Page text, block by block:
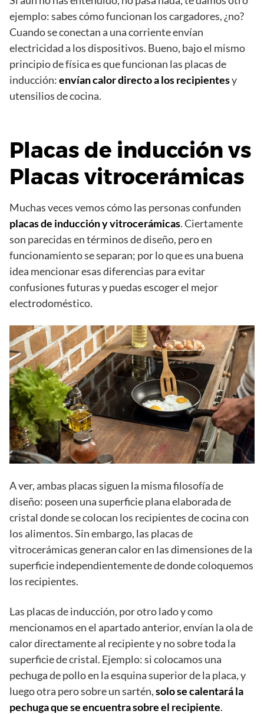
ejemplo: sabes cómo funcionan los cargadores, ¿no?
Cuando se conectan a una corriente envían
electricidad a los dispositivos. Bueno, bajo el mismo
principio de física es que funcionan las placas de
inducción:envían calor directo a los recipientesy
utensilios de cocina.
Placas de inducción vs
Placas vitrocerámicas
Muchas veces vemos cómo las personas confunden
placas de inducción y vitrocerámicas. Ciertamente
son parecidas en términos de diseño, pero en
funcionamiento se separan; por lo que es una buena
idea mencionar esas diferencias para evitar
confusiones futuras y puedas escoger el mejor
electrodoméstico.
A ver, ambas placas siguen la misma filosofía de
diseño: poseen una superficie plana elaborada de
cristal donde se colocan los recipientes de cocina con
los alimentos. Sin embargo, las placas de
vitrocerámicas generan calor en las dimensiones de la
superficie independientemente de donde coloquemos
los recipientes.
Las placas de inducción, por otro lado y como
mencionamos en el apartado anterior, envían la ola de
calor directamente al recipiente y no sobre toda la
superficie de cristal. Ejemplo: si colocamos una
pechuga de pollo en la esquina superior de la placa, y
luego otra pero sobre un sartén,solo se calentará la
pechuga que se encuentra sobre el recipiente.